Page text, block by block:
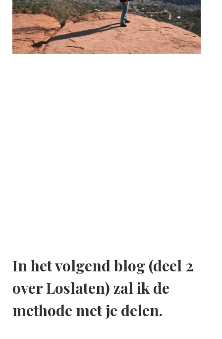
In het volgend blog (deel 2
over Loslaten) zal ik de
methode met je delen.